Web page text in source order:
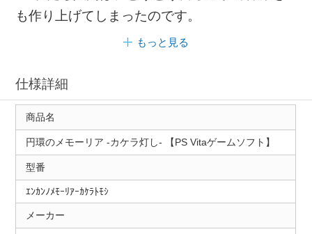
も作り上げてしまったのです。
もっと見る
仕様詳細
商品名
円環のメモーリア ‐カケラ灯し- 【PS Vitaゲームソフト】
型番
ｴﾝｶﾝﾉﾒﾓｰﾘｱｰｶｹﾗﾄﾓｼ
メーカー